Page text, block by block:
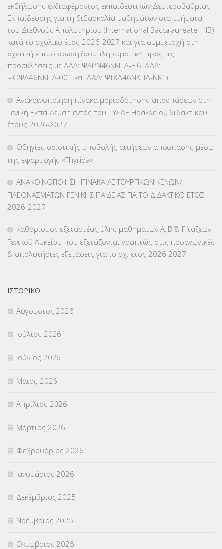
ΕΠΙΜΟΡΦΩΣΗ Τ.Π.Ε.(10)
ΕΥΡΩΠΑΪΚΑ ΠΡΟΓΡΑΜΜΑΤΑ(230)
ΚΕΣΥ (60)
ΚΕΣΥΠ(109)
ΚΠγ – ΚΡΑΤΙΚΟ ΠΙΣΤΟΠΟΙΗΤΙΚΟ ΓΛΩΣΣΟΜΑΘΕΙΑΣ(135)
ΚΠπ- ΚΡΑΤΙΚΟ ΠΙΣΤΟΠΟΙΗΤΙΚΟ ΠΛΗΡΟΦΟΡΙΚΗΣ
ΛΟΙΠΑ(309)
ΜΕΤΑΘΕΣΕΙΣ-ΤΟΠΟΘΕΤΗΣΕΙΣ ΒΕΛΤΙΩΣΕΙΣ(319)
ΜΕΤΑΦΟΡΑ ΜΑΘΗΤΩΝ(3)
ΟΙΚΟΝΟΜΙΚΑ ΘΕΜΑΤΑ
Π.Ε.Κ. ΗΡΑΚΛΕΙΟΥ
ΠΑΝΕΛΛΑΔΙΚΕΣ ΕΞΕΤΑΣΕΙΣ
ΠΡΟΚΗΡΥΞΕΙΣ
ΣΕΜΙΝΑΡΙΑ – ΗΜΕΡΙΔΕΣ
ΣΕΠ(50)
ΣΤΕΛΕΧΗ (360)
ΣΥΜΒΟΥΛΕΥΤΙΚΟΣ ΣΤΑΘΜΟΣ ΝΕΩΝ
ΣΥΝΤΑΞΕΙΣ(12)
ΣΧΟΛΙΚΟΙ ΣΥΜΒΟΥΛΟΙ
ΥΠΕΡΑΡΙΘΜΟΙ(1)
ΥΠΟΤΡΟΦΙΕΣ(28)
εκδήλωσης ενδιαφέροντος εκπαιδευτικών Δευτεροβάθμιας
Εκπαίδευσης για τη διδασκαλία μαθημάτων στα τμήματα
του Διεθνούς Απολυτηρίου (International Baccalaureate – IB)
κατά το σχολικό έτος 2026-2027 και για συμμετοχή στη
σχετική επιμόρφωση (συμπληρωματική προς τις
προσκλήσεις με ΑΔΑ: ΨΛΡΝ46ΝΚΠΔ-ΕΙ6, ΑΔΑ:
ΨΟΨΛ46ΝΚΠΔ-001 και ΑΔΑ: ΨΤΧΔ46ΝΚΠΔ-ΝΚ1)
Ανακοινοποίηση πίνακα μοριοδότησης αποσπάσεων στη
Γενική Εκπαίδευση εντός του ΠΥΣΔΕ Ηρακλείου διδακτικού
έτους 2026-2027
Οδηγίες οριστικής υποβολής αιτήσεων απόσπασης μέσω
της εφαρμογής «Thyrida»
ΑΝΑΚΟΙΝΟΠΟΙΗΣΗ ΠΙΝΑΚΑ ΛΕΙΤΟΥΡΓΙΚΩΝ ΚΕΝΩΝ/
ΠΛΕΟΝΑΣΜΑΤΩΝ ΓΕΝΙΚΗΣ ΠΑΙΔΕΙΑΣ ΓΙΑ ΤΟ ΔΙΔΑΚΤΙΚΟ ΕΤΟΣ
2026-2027
Καθορισμός εξεταστέας ύλης μαθημάτων Α΄, Β΄ & Γ΄ τάξεων
Γενικού Λυκείου που εξετάζονται γραπτώς στις προαγωγικές
& απολυτήριες εξετάσεις για το σχ. έτος 2026-2027
ΙΣΤΟΡΙΚΌ
Αύγουστος 2026
Ιούλιος 2026
Ιούνιος 2026
Μάιος 2026
Απρίλιος 2026
Μάρτιος 2026
Φεβρουάριος 2026
Ιανουάριος 2026
Δεκέμβριος 2025
Νοέμβριος 2025
Οκτώβριος 2025